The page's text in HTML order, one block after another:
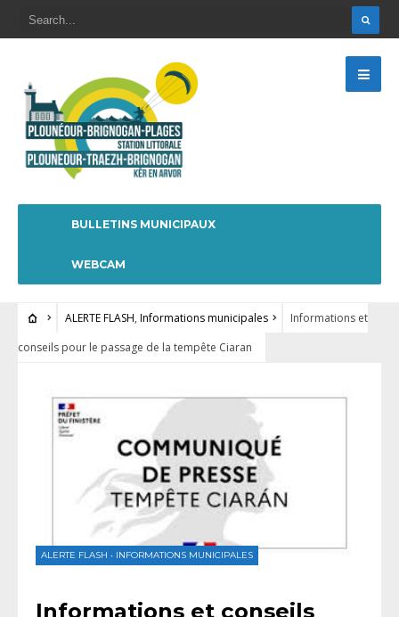
BULLETINS MUNICIPAUX
WEBCAM
ALERTE FLASH, Informations municipales
Informations et
conseils pour le passage de la tempête Ciaran
ALERTE FLASH • INFORMATIONS MUNICIPALES
Informations et conseils